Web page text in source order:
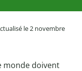
le 2 novembre
monde doivent